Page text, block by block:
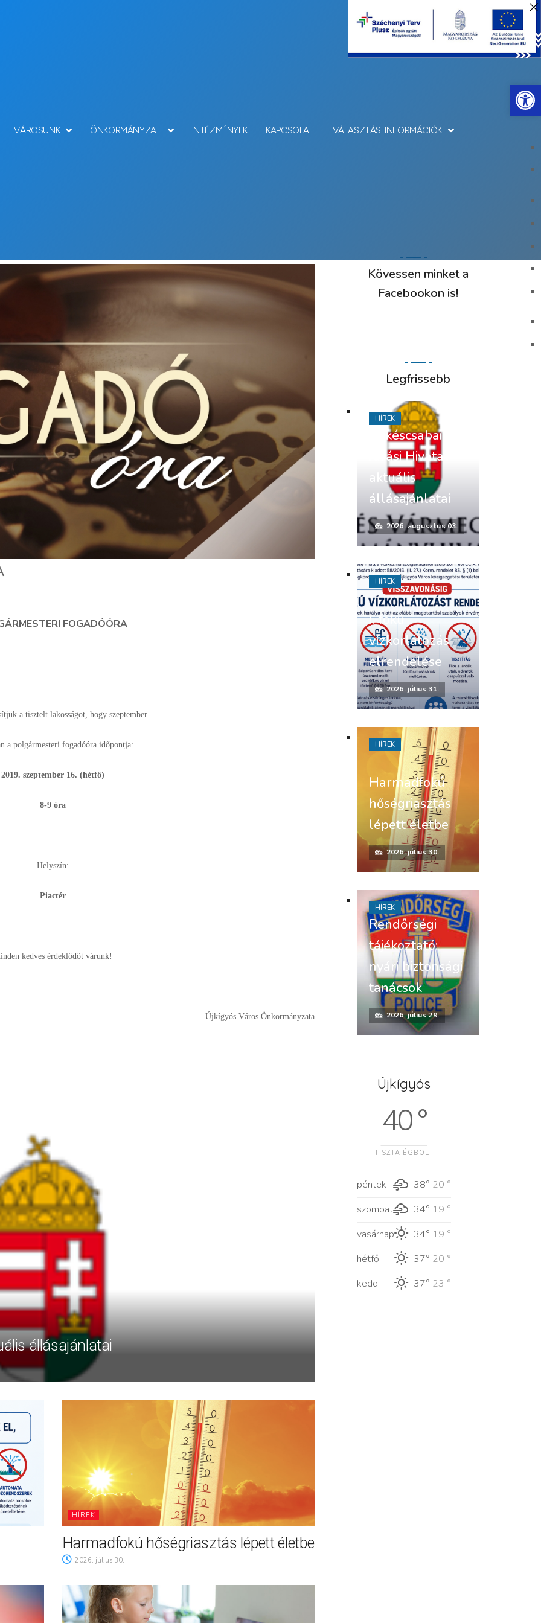
VÁROSUNK ÖNKORMÁNYZAT INTÉZMÉNYEK KAPCSOLAT VÁLASZTÁSI INFORMÁCIÓK
FOGADÓÓRA
a tisztelt lakosságot, hogy szeptember
a polgármesteri fogadóóra időpontja:
2019. szeptember 16. (hétfő)
8-9 óra
Helyszín:
Piactér
kedves érdeklődőt várunk!
Újkígyós Város Önkormányzata
állásajánlatai
HÍREK
Harmadfokú hőségriasztás lépett életbe
2026. július 30.
Kövessen minket a
Facebookon is!
Legfrissebb
Békéscsabai
Járási Hivatal
aktuális
állásajánlatai
2026. augusztus 03.
HÍREK
I. fokú
vízkorlátozás
elrendelése
2026. július 31.
HÍREK
Harmadfokú
hőségriasztás
lépett életbe
2026. július 30.
HÍREK
Rendőrségi
tájékoztató:
nyári biztonsági
tanácsok
2026. július 29.
HÍREK
Újkígyós
40 °
TISZTA ÉGBOLT
péntek 38° 20 °
szombat
34° 19 °
vasárnap
34° 19 °
hétfő
37° 20 °
kedd
37° 23 °